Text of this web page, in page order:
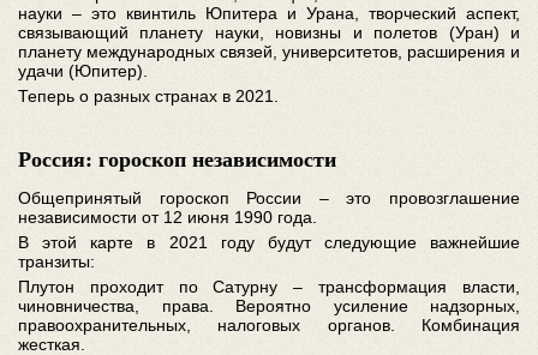
науки – это квинтиль Юпитера и Урана, творческий аспект,
связывающий планету науки, новизны и полетов (Уран) и
планету международных связей, университетов, расширения и
удачи (Юпитер).
Теперь о разных странах в 2021.
Россия: гороскоп независимости
Общепринятый гороскоп России – это провозглашение
независимости от 12 июня 1990 года.
В этой карте в 2021 году будут следующие важнейшие
транзиты:
Плутон проходит по Сатурну – трансформация власти,
чиновничества, права. Вероятно усиление надзорных,
правоохранительных, налоговых органов. Комбинация
жесткая.